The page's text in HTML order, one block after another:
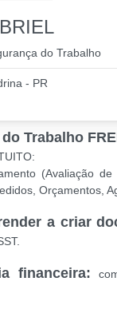
do Trabalho
- PR
Trabalho
(Avaliação
Orçamentos,
a criar
financeira: